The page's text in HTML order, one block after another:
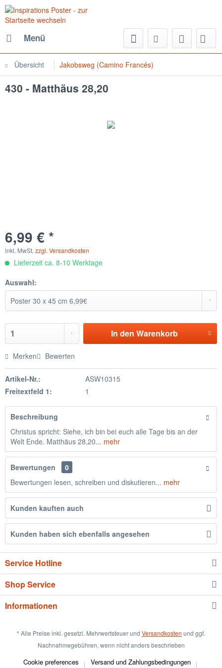
Menü
Übersicht Jakobsweg (Camino Francés)
430 - Matthäus 28,20
6,99 € *
inkl. MwSt.zzgl. Versandkosten
Lieferzeit ca. 8-10 Werktage
Auswahl:
In den Warenkorb
Merken Bewerten
Artikel-Nr.:
ASW10315
Freitextfeld 1:
1
Beschreibung
Christus spricht: Siehe, ich bin bei euch alle Tage bis an der
Welt Ende. Matthäus 28,20... mehr
Bewertungen
0
Bewertungen lesen, schreiben und diskutieren... mehr
Kunden kauften auch
Kunden haben sich ebenfalls angesehen
Service Hotline
Shop Service
Informationen
* Alle Preise inkl. gesetzl. Mehrwertsteuer und Versandkosten und ggf.
Nachnahmegebühren, wenn nicht anders beschrieben
Cookie preferences Versand und Zahlungsbedingungen